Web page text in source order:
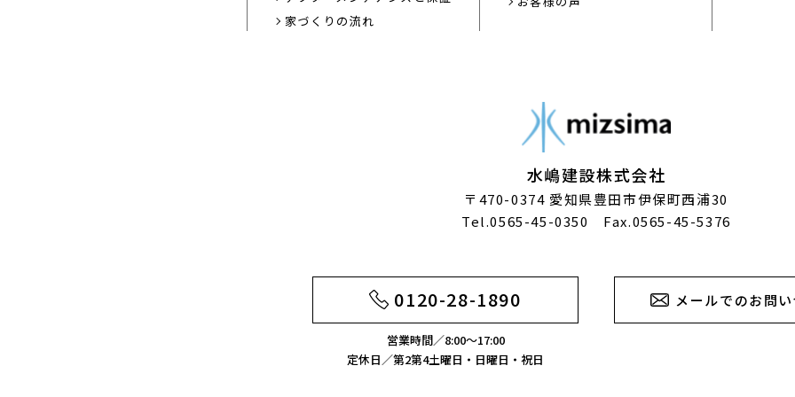
家づくりの流れ
水嶋建設株式会社
〒470-0374 愛知県豊田市伊保町西浦30
Tel.0565-45-0350 Fax.0565-45-5376
0120-28-1890
営業時間／8:00～17:00
定休日／第2第4土曜日・日曜日・祝日
メールでのお問